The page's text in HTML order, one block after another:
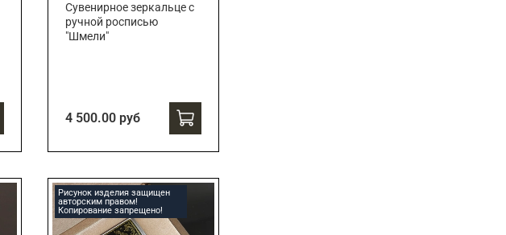
Сувенирное зеркальце с
ручной росписью
"Шмели"
4 500.00 руб
Рисунок изделия защищен
авторским правом!
Копирование запрещено!